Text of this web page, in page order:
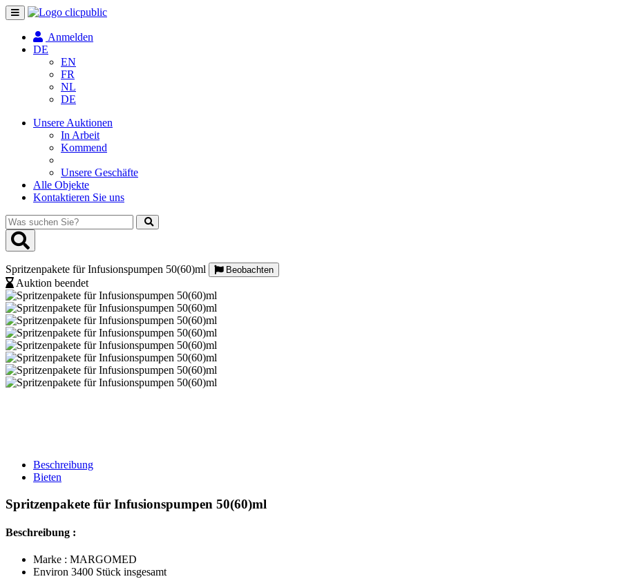
Navigation
umschalten
Anmelden
DE
EN
FR
NL
DE
Unsere Auktionen
In Arbeit
Kommend
Unsere Geschäfte
Alle Objekte
Kontaktieren Sie uns
Was
suchen
Sie?
Spritzenpakete für Infusionspumpen 50(60)ml Beobachten
Auktion beendet
Beschreibung
Bieten
Spritzenpakete für Infusionspumpen 50(60)ml
Beschreibung :
Marke : MARGOMED
Environ 3400 Stück insgesamt